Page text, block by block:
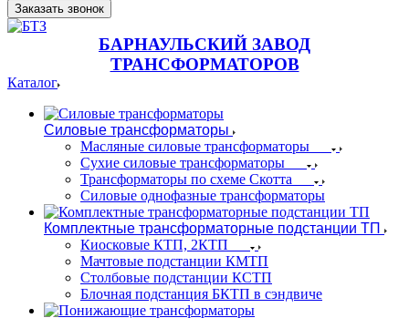
Заказать звонок
БАРНАУЛЬСКИЙ ЗАВОД
ТРАНСФОРМАТОРОВ
Каталог
Силовые трансформаторы
Масляные силовые трансформаторы
Сухие силовые трансформаторы
Трансформаторы по схеме Скотта
Силовые однофазные трансформаторы
Комплектные трансформаторные подстанции ТП
Киосковые КТП, 2КТП
Мачтовые подстанции КМТП
Столбовые подстанции КСТП
Блочная подстанция БКТП в сэндвиче